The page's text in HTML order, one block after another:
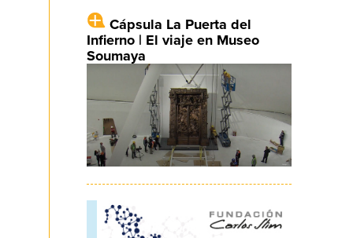
Cápsula La Puerta del
Infierno | El viaje en Museo
Soumaya